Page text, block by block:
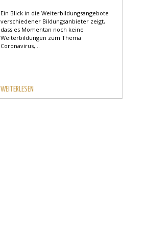
Ein Blick in die Weiterbildungsangebote
verschiedener Bildungsanbieter zeigt,
dass es Momentan noch keine
Weiterbildungen zum Thema
Coronavirus,...
WEITERLESEN